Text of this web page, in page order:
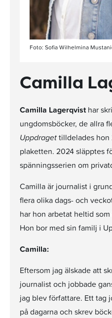
Foto: Sofia Wilhelmina
Camilla
Camilla Lagerqvist har
ungdomsböcker, de allra
Uppdragettilldelades hon
plaketten. 2024 släpptes
spänningsserien om
Camilla är journalist i
flera olika dags- och
har hon arbetat heltid
Hon bor med sin familj i
Camilla:
Eftersom jag älskade att
journalist och jobbade
jag blev författare. Ett tag
på dagarna och skrev